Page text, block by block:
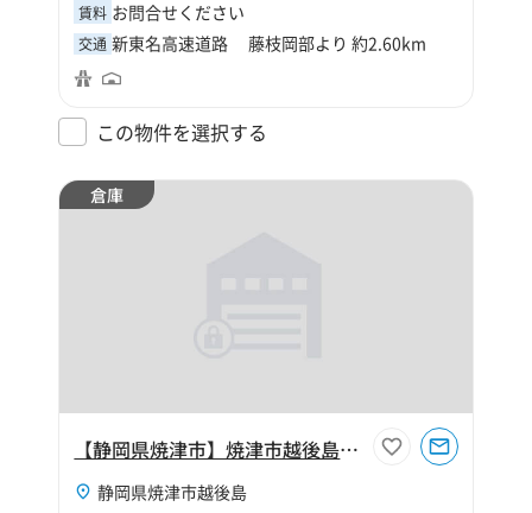
賃料 お問合せください
交通 新東名高速道路 藤枝岡部より 約2.60km
この物件を選択する
倉庫
【静岡県焼津市】焼津市越後島200坪倉庫
静岡県焼津市越後島